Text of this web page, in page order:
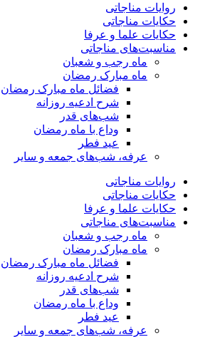
روایات مناجاتی
حکایات مناجاتی
حکایات علما و عرفا
مناسبت‌های مناجاتی
ماه رجب و شعبان
ماه مبارک رمضان
فضائل ماه مبارک رمضان
شرح ادعیه روزانه
شب‌های قدر
وداع با ماه رمضان
عید فطر
عرفه، شب‌های جمعه و سایر
روایات مناجاتی
حکایات مناجاتی
حکایات علما و عرفا
مناسبت‌های مناجاتی
ماه رجب و شعبان
ماه مبارک رمضان
فضائل ماه مبارک رمضان
شرح ادعیه روزانه
شب‌های قدر
وداع با ماه رمضان
عید فطر
عرفه، شب‌های جمعه و سایر